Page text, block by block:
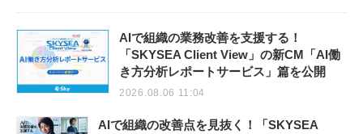
AIで組織の業務改善を支援する！
「SKYSEA Client View」の新CM「AI働
き方分析レポートサービス」篇を公開
2026.08.06 11:04
AIで組織の改善点を見抜く！「SKYSEA